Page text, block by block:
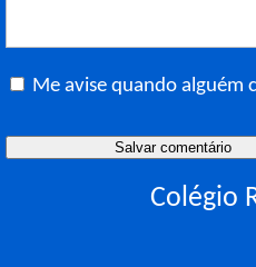
Me avise quando alguém
Colégio